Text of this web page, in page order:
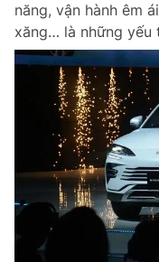
năng, vận hành êm
xăng… là những yếu